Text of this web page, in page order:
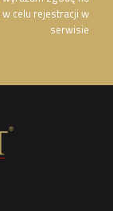
celu rejestracji w
serwisie